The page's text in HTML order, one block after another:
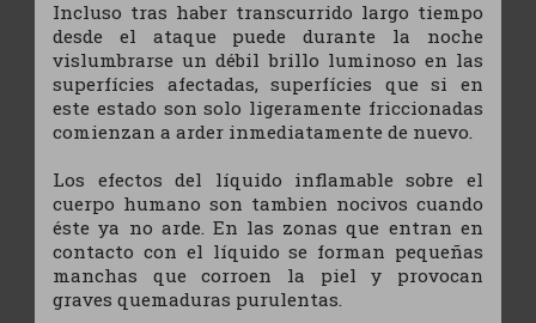
Incluso tras haber transcurrido largo tiempo
desde el ataque puede durante la noche
vislumbrarse un débil brillo luminoso en las
superfícies afectadas, superfícies que si en
este estado son solo ligeramente friccionadas
comienzan a arder inmediatamente de nuevo.
Los efectos del líquido inflamable sobre el
cuerpo humano son tambien nocivos cuando
éste ya no arde. En las zonas que entran en
contacto con el líquido se forman pequeñas
manchas que corroen la piel y provocan
graves quemaduras purulentas.